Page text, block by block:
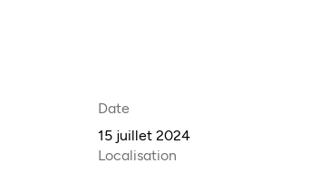
Date
15 juillet 2024
Localisation